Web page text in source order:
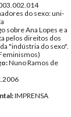
do sexo: uni-
sobre Ana Lopes e a
pelos direitos dos
"indústria do sexo".
Nuno Ramos de
IMPRENSA